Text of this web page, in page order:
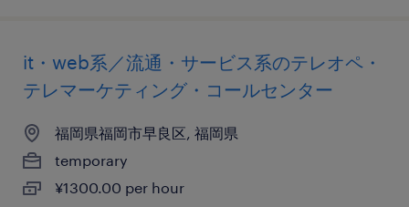
it・web系／流通・サービス系のテレオペ・
テレマーケティング・コールセンター
福岡県福岡市早良区, 福岡県
temporary
¥1300.00 per hour